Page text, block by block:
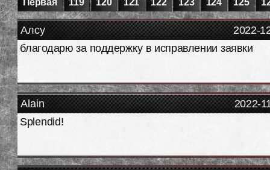
Первая 119 120 121 122 123 124 125
2022-
Алсу
благодарю за поддержку в исправлении заявки
2022-
Alain
Splendid!